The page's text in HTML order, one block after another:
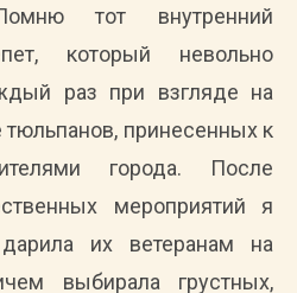
тот внутренний
который невольно
раз при взгляде на
принесенных к
города. После
мероприятий я
их ветеранам на
выбирала грустных,